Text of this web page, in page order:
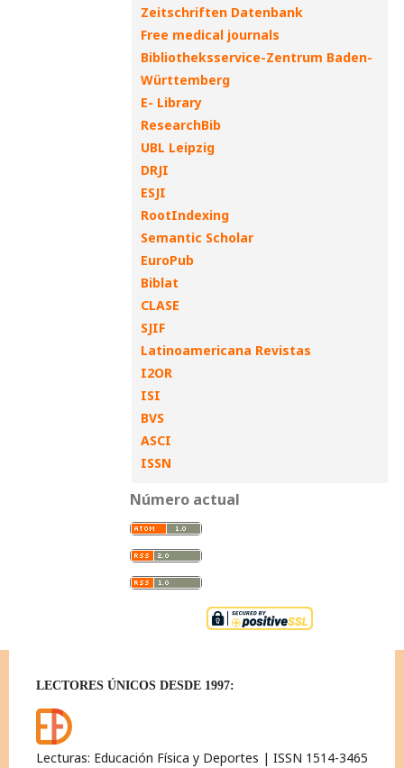
Zeitschriften Datenbank
Free medical journals
Bibliotheksservice-Zentrum Baden-
Württemberg
E- Library
ResearchBib
UBL Leipzig
DRJI
ESJI
RootIndexing
Semantic Scholar
EuroPub
Biblat
CLASE
SJIF
Latinoamericana Revistas
I2OR
ISI
BVS
ASCI
ISSN
Número actual
LECTORES ÚNICOS DESDE 1997:
Lecturas: Educación Física y Deportes | ISSN 1514-3465